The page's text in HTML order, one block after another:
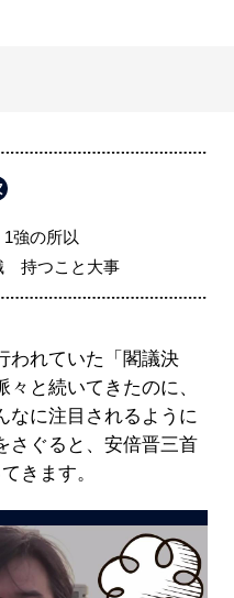
強の所以
持つこと大事
れていた「閣議決
と続いてきたのに、
なに注目されるように
ぐると、安倍晋三首
きます。